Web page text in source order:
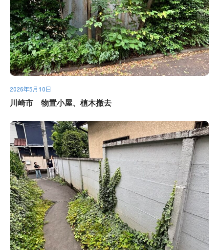
川崎市 物置小屋、植木撤去
2026年5月10日